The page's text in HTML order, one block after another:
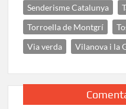
Senderisme Catalunya
Torroella de Montgrí
Via verda
Vilanova i la